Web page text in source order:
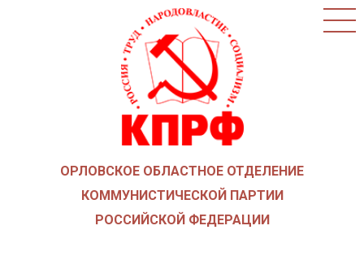
КАК ВСТУПИТЬ В КПРФ
ОБЩЕСТВЕННЫЕ ОРГАНИЗАЦИИ
СОЮЗ СОВЕТСКИХ ОФИЦЕРОВ В ПОДДЕРЖКУ
АРМИИ И ФЛОТА
ОРЛОВСКОЕ ОБЛАСТНОЕ ОТДЕЛЕНИЕ
КОММУНИСТИЧЕСКОЙ ПАРТИИ
РОССИЙСКОЙ ФЕДЕРАЦИИ